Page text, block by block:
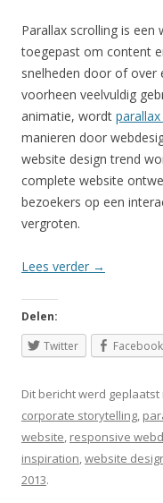
Parallax scrolling is
toegepast om content
snelheden door of over
voorheen veelvuldig
animatie, wordt
manieren door
website design trend
complete website
bezoekers op een
vergroten.
Lees verder →
Delen:
Twitter
Facebook
Dit bericht werd geplaatst
corporate storytelling
website responsive
inspiration website
2013.